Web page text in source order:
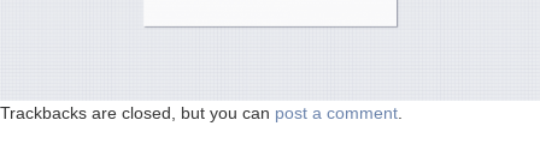
Trackbacks are closed, but you can post a comment.